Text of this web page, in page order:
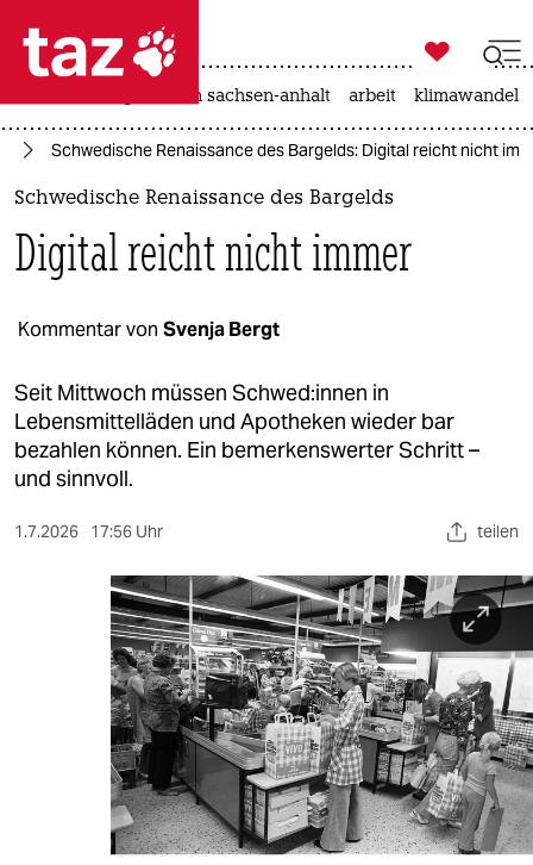
 taz zahl ich
taz zahl ich
politik
öko
gesellschaft
kultur
sport
berlin
wahrheit
veranstaltungen

taz zahl ich
landtagswahl in sachsen-anhalt arbeit klimawandel
Schwedische Renaissance des Bargelds: Digital reicht nicht
Schwedische Renaissance des Bargelds
Digital reicht nicht immer
Kommentar von Svenja Bergt
Seit Mittwoch müssen Schwe­d:in­nen in
Lebensmittelläden und Apotheken wieder bar
bezahlen können. Ein bemerkenswerter Schritt –
und sinnvoll.
1.7.2026 17:56 Uhr teilen